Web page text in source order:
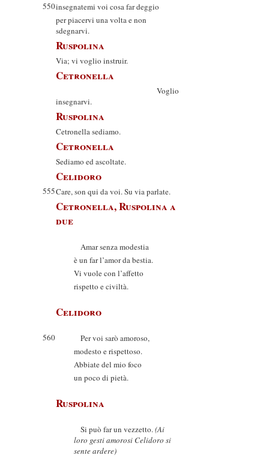
550insegnatemi voi cosa far deggio
per piacervi una volta e non
sdegnarvi.
Ruspolina
Via; vi voglio instruir.
Cetronella
Voglio
insegnarvi.
Ruspolina
Cetronella sediamo.
Cetronella
Sediamo ed ascoltate.
Celidoro
555Care, son qui da voi. Su via parlate.
Cetronella, Ruspolina a
due
Amar senza modestia
è un far l’amor da bestia.
Vi vuole con l’affetto
rispetto e civiltà.
Celidoro
560
Per voi sarò amoroso,
modesto e rispettoso.
Abbiate del mio foco
un poco di pietà.
Ruspolina
Si può far un vezzetto.(Ai
loro gesti amorosi Celidoro si
sente ardere)